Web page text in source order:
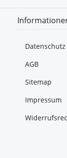
Datenschutz
AGB
Sitemap
Impressum